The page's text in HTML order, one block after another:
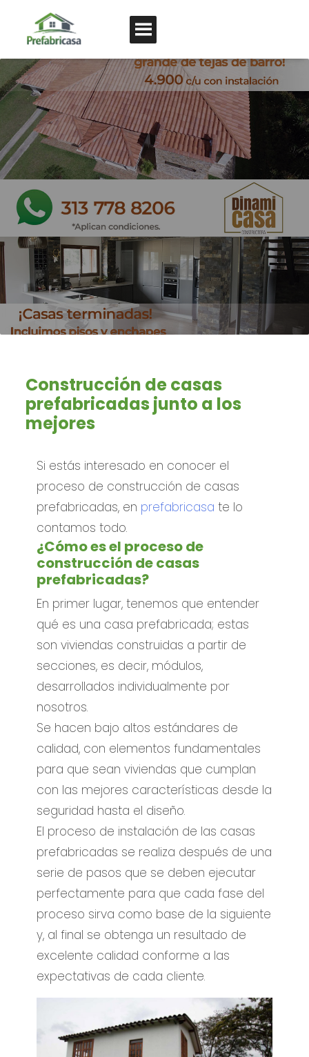
Construcción de casas
prefabricadas junto a los
mejores
Si estás interesado en conocer el
proceso de construcción de casas
prefabricadas, en prefabricasa te lo
contamos todo.
¿Cómo es el proceso de
construcción de casas
prefabricadas?
En primer lugar, tenemos que entender
qué es una casa prefabricada; estas
son viviendas construidas a partir de
secciones, es decir, módulos,
desarrollados individualmente por
nosotros.
Se hacen bajo altos estándares de
calidad, con elementos fundamentales
para que sean viviendas que cumplan
con las mejores características desde la
seguridad hasta el diseño.
El proceso de instalación de las casas
prefabricadas se realiza después de una
serie de pasos que se deben ejecutar
perfectamente para que cada fase del
proceso sirva como base de la siguiente
y, al final se obtenga un resultado de
excelente calidad conforme a las
expectativas de cada cliente.